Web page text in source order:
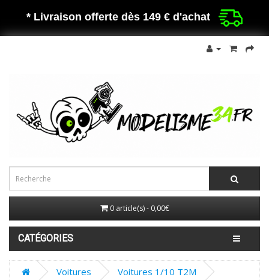
* Livraison offerte dès 149 € d'achat
0 article(s) - 0,00€
CATÉGORIES
Voitures Voitures 1/10 T2M